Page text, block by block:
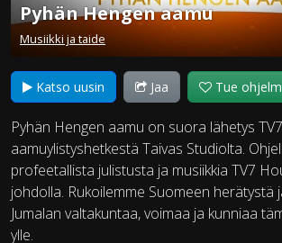
Pyhän Hengen aamu
Musiikki ja taide
Katso uusin Jaa Tue
Pyhän Hengen aamu on suora lähetys
aamuylistyshetkestä Taivas Studiolta.
profeetallista julistusta ja musiikkia TV7
johdolla. Rukoilemme Suomeen herätystä
Jumalan valtakuntaa, voimaa ja kunniaa
ylle.